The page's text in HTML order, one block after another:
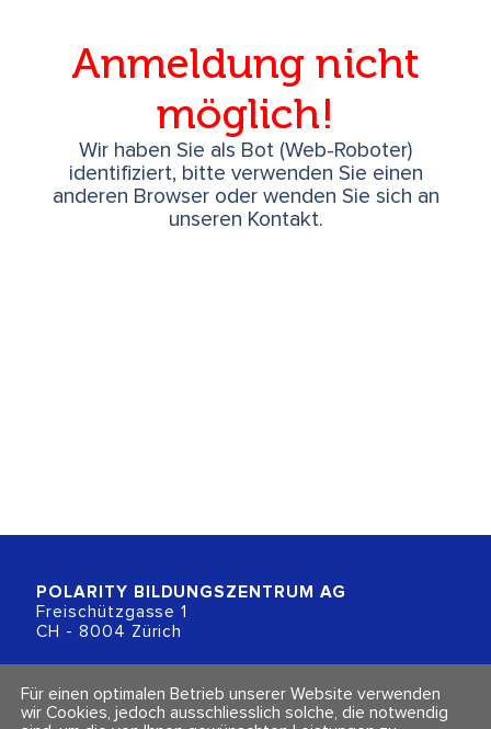
Anmeldung nicht
möglich!
Wir haben Sie als Bot (Web-Roboter)
identifiziert, bitte verwenden Sie einen
anderen Browser oder wenden Sie sich an
unseren Kontakt.
POLARITY BILDUNGSZENTRUM AG
Freischützgasse 1
CH - 8004 Zürich
+41 (0)44 218 80 80
info@polarity.ch
Für einen optimalen Betrieb unserer Website verwenden
wir Cookies, jedoch ausschliesslich solche, die notwendig